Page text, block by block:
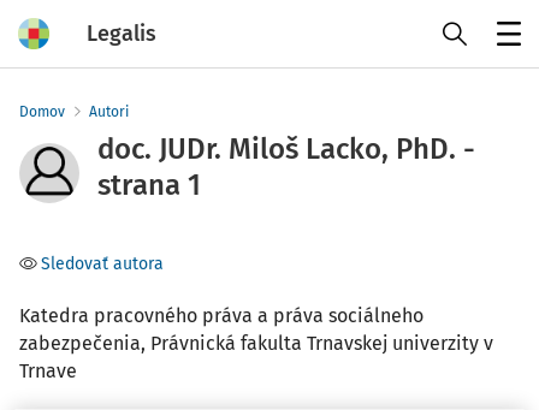
Legalis
Domov Autori
doc. JUDr. Miloš Lacko, PhD. -
strana 1
Sledovať autora
Katedra pracovného práva a práva sociálneho
zabezpečenia, Právnická fakulta Trnavskej univerzity v
Trnave